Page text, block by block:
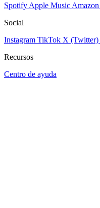
Spotify Apple Music
Social
Instagram TikTok X (Twitter)
Recursos
Centro de ayuda